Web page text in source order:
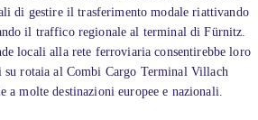
di gestire il trasferimento modale riattivando
il traffico regionale al terminal di Fürnitz.
locali alla rete ferroviaria consentirebbe loro
rotaia al Combi Cargo Terminal Villach
molte destinazioni europee e nazionali.